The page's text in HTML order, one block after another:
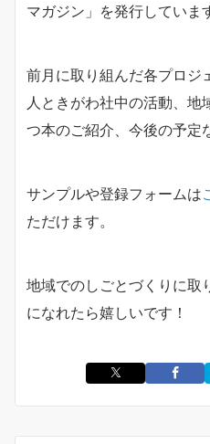
マガジン」を発行していま
前月に取り組んだ各プロジ
人ときがわ社中の活動、
つ本のご紹介、今後の予定
サンプルや登録フォームは
ただけます。
地域でのしごとづくりに取
になれたら嬉しいです！